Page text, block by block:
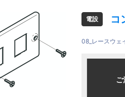
電設 コ
08_レースウェ
ご注文ご
ご注文ご